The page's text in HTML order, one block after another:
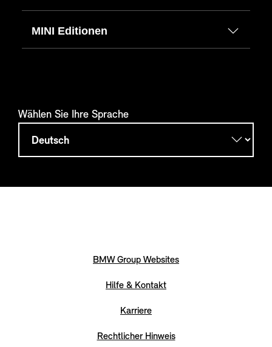
MINI Editionen
Wählen Sie Ihre Sprache
BMW Group Websites
Hilfe & Kontakt
Karriere
Rechtlicher Hinweis